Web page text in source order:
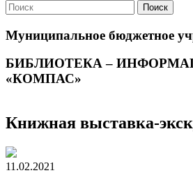
Поиск
Муниципальное бюджетное
БИБЛИОТЕКА –
«КОМПАС»
Книжная выставка-
11.02.2021